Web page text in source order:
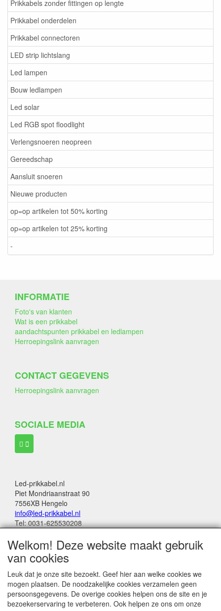
Prikkabels zonder fittingen op lengte
Prikkabel onderdelen
Prikkabel connectoren
LED strip lichtslang
Led lampen
Bouw ledlampen
Led solar
Led RGB spot floodlight
Verlengsnoeren neopreen
Gereedschap
Aansluit snoeren
Nieuwe producten
op=op artikelen tot 50% korting
op=op artikelen tot 25% korting
-
INFORMATIE
Foto's van klanten
Wat is een prikkabel
aandachtspunten prikkabel en ledlampen
Herroepingslink aanvragen
CONTACT GEGEVENS
Herroepingslink aanvragen
SOCIALE MEDIA
Led-prikkabel.nl
Piet Mondriaanstraat 90
7556XB Hengelo
info@led-prikkabel.nl
Tel: 0031-625530208
BTW no: NL001201144B39
zijn inclusief 21% BTW
Betalingen:
Welkom! Deze website maakt gebruik
van cookies
Leuk dat je onze site bezoekt. Geef hier aan welke cookies we
mogen plaatsen. De noodzakelijke cookies verzamelen geen
persoonsgegevens. De overige cookies helpen ons de site en je
bezoekerservaring te verbeteren. Ook helpen ze ons om onze